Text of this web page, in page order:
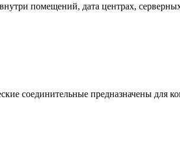
помещений, дата центрах,
соединительные предназначены для